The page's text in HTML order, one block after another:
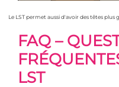
Le LST permet aussi d'avoir des têtes plus
FAQ –
LST